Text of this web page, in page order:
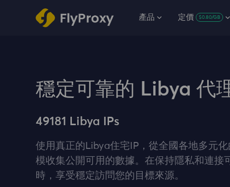
產品 定價 $0.80/GB
穩定可靠的 Libya 代
49181 Libya IPs
使用真正的Libya住宅IP，從全國各地多元
模收集公開可用的數據。在保持隱私和連接
時，享受穩定訪問您的目標來源。